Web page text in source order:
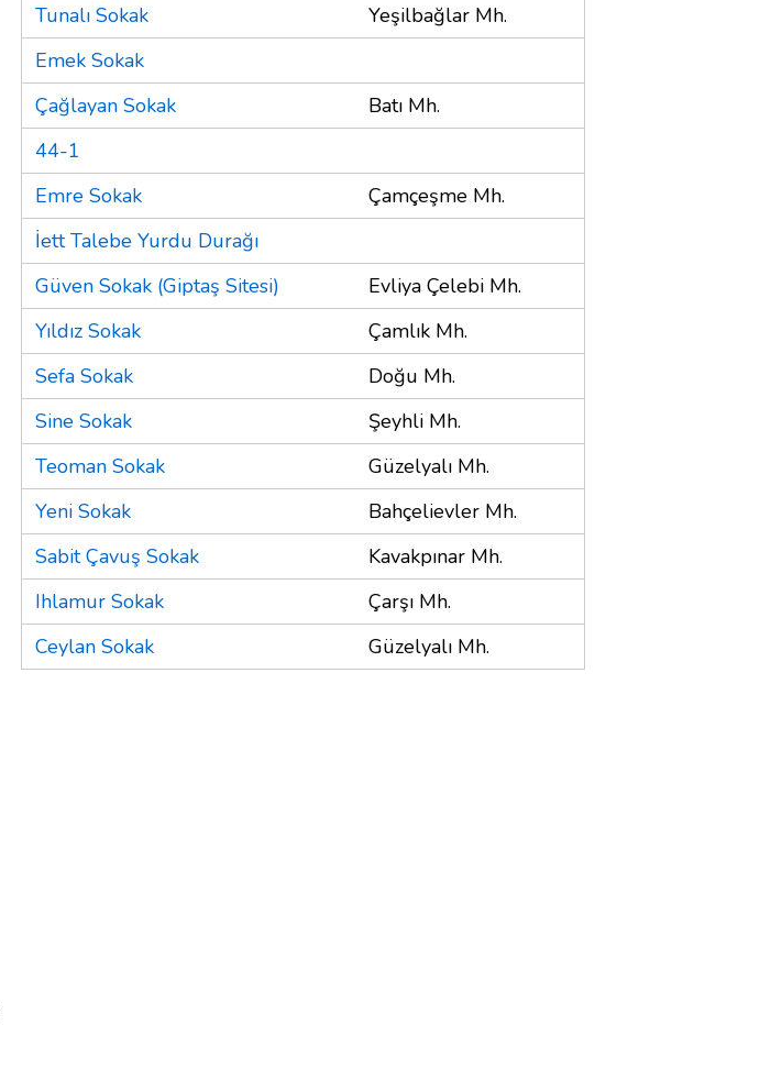
Tunalı Sokak
Yeşilbağlar Mh.
Emek Sokak
Çağlayan Sokak
Batı Mh.
44-1
Emre Sokak
Çamçeşme Mh.
İett Talebe Yurdu Durağı
Güven Sokak (Giptaş Sitesi)
Evliya Çelebi Mh.
Yıldız Sokak
Çamlık Mh.
Sefa Sokak
Doğu Mh.
Sine Sokak
Şeyhli Mh.
Teoman Sokak
Güzelyalı Mh.
Yeni Sokak
Bahçelievler Mh.
Sabit Çavuş Sokak
Kavakpınar Mh.
Ihlamur Sokak
Çarşı Mh.
Ceylan Sokak
Güzelyalı Mh.